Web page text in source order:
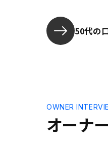
ートに大きな魅
50代の
オーナ
OWNER